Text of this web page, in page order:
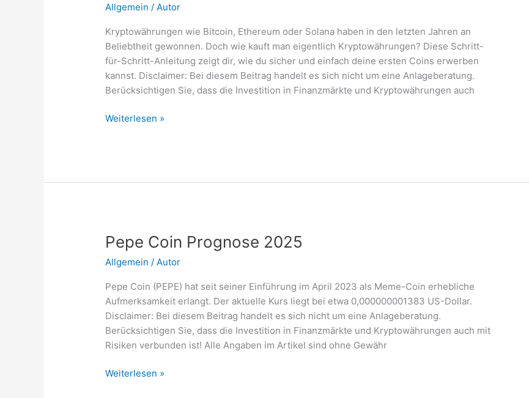
Allgemein / Autor
Kryptowährungen wie Bitcoin, Ethereum oder Solana haben in den letzten Jahren an
Beliebtheit gewonnen. Doch wie kauft man eigentlich Kryptowährungen? Diese Schritt-
für-Schritt-Anleitung zeigt dir, wie du sicher und einfach deine ersten Coins erwerben
kannst. Disclaimer: Bei diesem Beitrag handelt es sich nicht um eine Anlageberatung.
Berücksichtigen Sie, dass die Investition in Finanzmärkte und Kryptowährungen auch
Kryptowährungen
Weiterlesen »
Pepe Coin Prognose 2025
Allgemein / Autor
Pepe Coin (PEPE) hat seit seiner Einführung im April 2023 als Meme-Coin erhebliche
Aufmerksamkeit erlangt. Der aktuelle Kurs liegt bei etwa 0,000000001383 US-Dollar.
Disclaimer: Bei diesem Beitrag handelt es sich nicht um eine Anlageberatung.
Berücksichtigen Sie, dass die Investition in Finanzmärkte und Kryptowährungen auch mit
Risiken verbunden ist! Alle Angaben im Artikel sind ohne Gewähr
Pepe
Weiterlesen »